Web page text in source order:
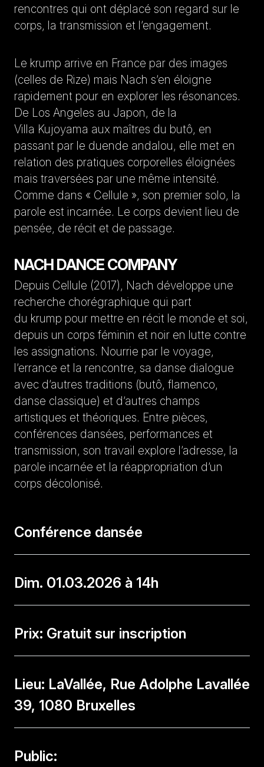
rencontres qui ont déplacé son regard sur le
corps, la transmission et l’engagement.
Le krump arrive en France par des images
(celles de Rize) mais Nach s’en éloigne
rapidement pour en explorer les résonances.
De Los Angeles au Japon, de la
Villa Kujoyama aux maîtres du butô, en
passant par le duende andalou, elle met en
relation des pratiques corporelles éloignées
mais traversées par une même intensité.
Comme dans « Cellule », son premier solo, la
parole est incarnée. Le corps devient lieu de
pensée, de récit et de passage.
NACH DANCE COMPANY
Depuis Cellule (2017), Nach développe une
recherche chorégraphique qui part
du krump pour mettre en récit le monde et soi,
depuis un corps féminin et noir en lutte contre
les assignations. Nourrie par le voyage,
l’errance et la rencontre, sa danse dialogue
avec d’autres traditions (butô, flamenco,
danse classique) et d’autres champs
artistiques et théoriques. Entre pièces,
conférences dansées, performances et
transmission, son travail explore l’adresse, la
parole incarnée et la réappropriation d’un
corps décolonisé.
Conférence dansée
Dim. 01.03.2026 à 14h
Prix: Gratuit sur inscription
Lieu: LaVallée, Rue Adolphe Lavallée
39, 1080 Bruxelles
Public: